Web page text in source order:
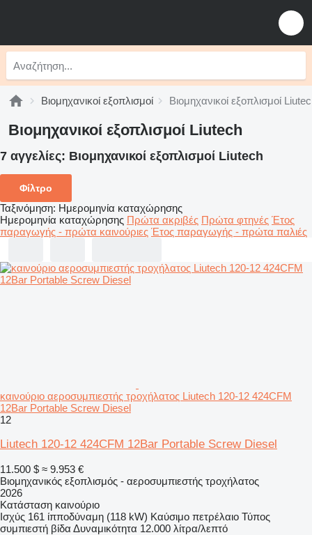
Βιομηχανικοί εξοπλισμοί Βιομηχανικοί εξοπλισμοί
Βιομηχανικοί εξοπλισμοί Liutech
7 αγγελίες: Βιομηχανικοί εξοπλισμοί Liutech
Φίλτρο
Ταξινόμηση: Ημερομηνία καταχώρησης
Ημερομηνία καταχώρησης Πρώτα ακριβές Πρώτα φτηνές Έτος
παραγωγής - πρώτα καινούριες Έτος παραγωγής - πρώτα παλιές
καινούριο αεροσυμπιεστής τροχήλατος Liutech 120-12 424CFM
12Bar Portable Screw Diesel
12
Liutech 120-12 424CFM 12Bar Portable Screw Diesel
11.500 $ ≈ 9.953 €
Βιομηχανικός εξοπλισμός - αεροσυμπιεστής τροχήλατος
2026
Κατάσταση καινούριο
Ισχύς 161 ίπποδύναμη (118 kW) Καύσιμο πετρέλαιο Τύπος
συμπιεστή βίδα Δυναμικότητα 12.000 λίτρα/λεπτό